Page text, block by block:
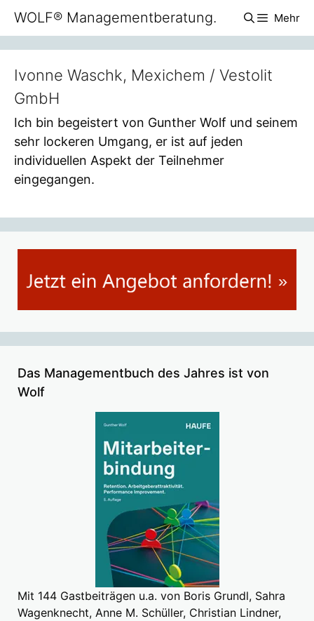
Zum
Inhalt
springen
WOLF® Managementberatung. Mehr
Ivonne Waschk, Mexichem / Vestolit
GmbH
Ich bin begeistert von Gunther Wolf und seinem
sehr lockeren Umgang, er ist auf jeden
individuellen Aspekt der Teilnehmer
eingegangen.
Das Managementbuch des Jahres ist von
Wolf
Mit 144 Gastbeiträgen u.a. von Boris Grundl, Sahra
Wagenknecht, Anne M. Schüller, Christian Lindner,